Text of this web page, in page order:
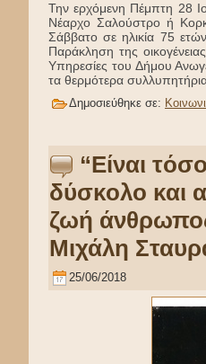
Την ερχόμενη Πέμπτη 28
Νέαρχο Σαλούστρο ή
Σάββατο σε ηλικία 75
Παράκληση της
Υπηρεσίες του Δήμου
τα θερμότερα
Δημοσιεύθηκε σε:
“Είναι
δύσκολο και
ζωή
Μιχάλη
25/06/2018